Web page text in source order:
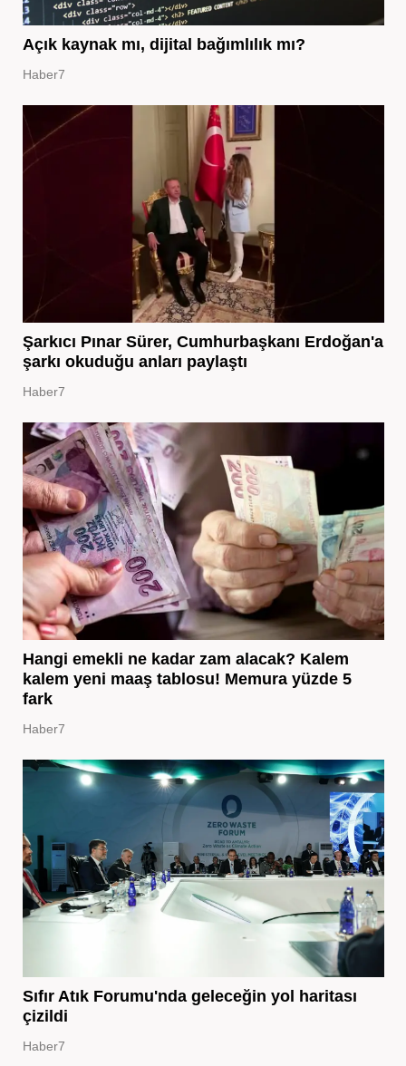
Açık kaynak mı, dijital bağımlılık mı?
Haber7
Şarkıcı Pınar Sürer, Cumhurbaşkanı Erdoğan'a
şarkı okuduğu anları paylaştı
Haber7
Hangi emekli ne kadar zam alacak? Kalem
kalem yeni maaş tablosu! Memura yüzde 5
fark
Haber7
Sıfır Atık Forumu'nda geleceğin yol haritası
çizildi
Haber7